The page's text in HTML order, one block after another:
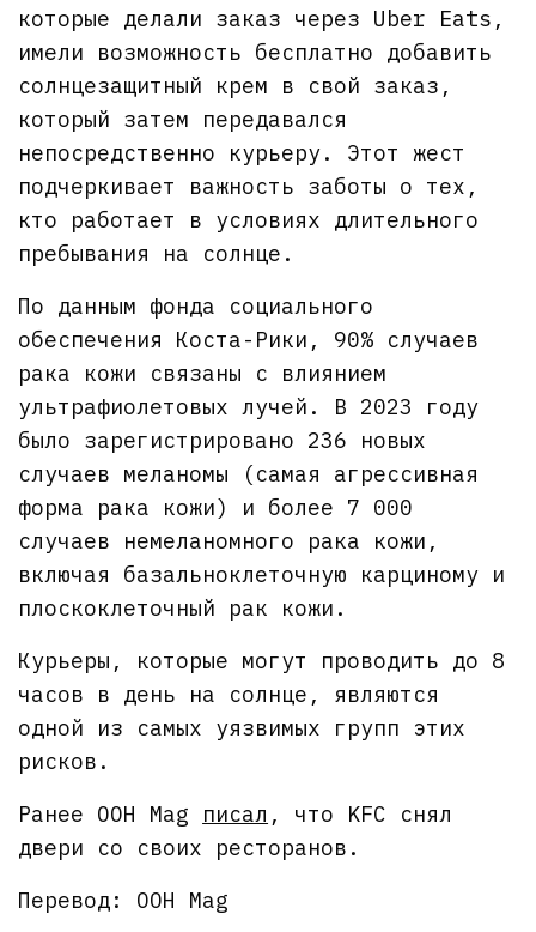
которые делали заказ через Uber Eats,
имели возможность бесплатно добавить
солнцезащитный крем в свой заказ,
который затем передавался
непосредственно курьеру. Этот жест
подчеркивает важность заботы о тех,
кто работает в условиях длительного
пребывания на солнце.
По данным фонда социального
обеспечения Коста-Рики, 90% случаев
рака кожи связаны с влиянием
ультрафиолетовых лучей. В 2023 году
было зарегистрировано 236 новых
случаев меланомы (самая агрессивная
форма рака кожи) и более 7 000
случаев немеланомного рака кожи,
включая базальноклеточную карциному и
плоскоклеточный рак кожи.
Курьеры, которые могут проводить до 8
часов в день на солнце, являются
одной из самых уязвимых групп этих
рисков.
Ранее OOH Mag писал , что KFC снял
двери со своих ресторанов.
Перевод: OOH Mag